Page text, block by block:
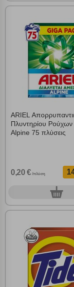
ARIEL
Πλυντηρίου
Alpine 75 πλύσεις
0,20 € /πλύση
0τεμ.
επιλέξετε τις
επάνω δεξιά, αφού
γνωρίζετε ότι
μπορεί να
χρήσης των
Λειτουργικά
Cookies στόχευσης
Cookies απόδοσης